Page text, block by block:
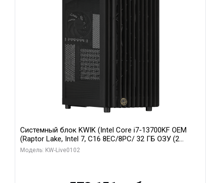
Системный блок KWIK (Intel Core i7-13700KF OEM
(Raptor Lake, Intel 7, C16 8EC/8PC/ 32 ГБ ОЗУ (2
модуля)/ Afox RTX4090 24GB GDDR6X 384-Bit 3xDP
Модель: KW-Live0102